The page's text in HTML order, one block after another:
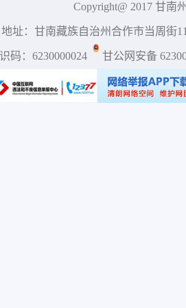
Copyright@ 2017 甘南
地址：甘南藏族自治州合作市当周街
码：6230000024 甘公网安备